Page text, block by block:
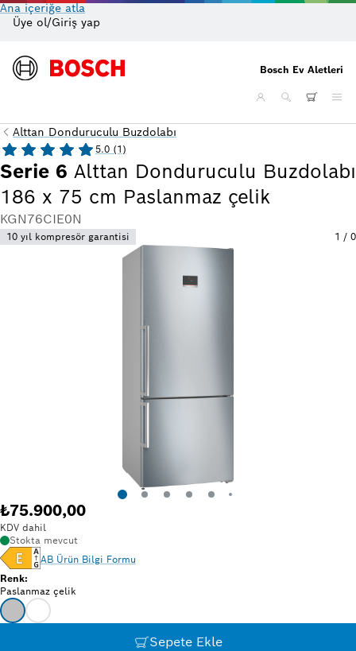
Ana içeriğe atla
Üye ol/Giriş yap
Bosch Ev Aletleri
Alttan Donduruculu Buzdolabı
Serie 6 Alttan Donduruculu Buzdolabı
186 x 75 cm Paslanmaz çelik
KGN76CIE0N
5.0 (1)
10 yıl kompresör garantisi 1 / 0
₺75.900,00
KDV dahil
Stokta mevcut
AB Ürün Bilgi Formu
Renk:
Paslanmaz çelik
Sepete Ekle